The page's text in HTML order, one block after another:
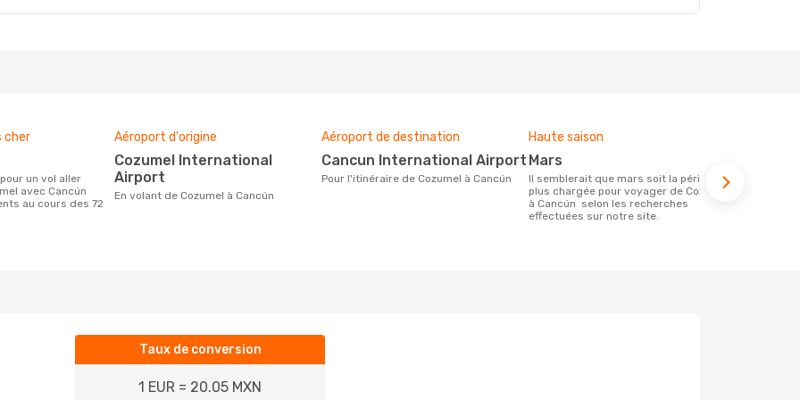
cher
avec Cancún
au cours des 72
Aéroport d'origine
Cozumel International
Airport
En volant de Cozumel à Cancún
Aéroport de destination
Cancun International Airport
Pour l'itinéraire de Cozumel à Cancún
Haute saison
mars
Il semblerait que mars soit la période la
plus chargée pour voyager de Cozumel
à Cancún selon les recherches
effectuées sur notre site.
Taux de conversion
1 EUR = 20.05 MXN